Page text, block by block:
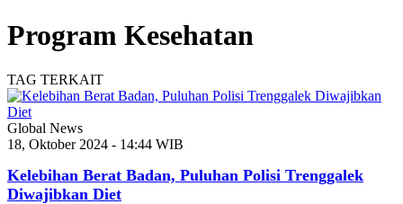
Program Kesehatan
TAG TERKAIT
Global News
18, Oktober 2024 - 14:44 WIB
Kelebihan Berat Badan, Puluhan Polisi Trenggalek
Diwajibkan Diet